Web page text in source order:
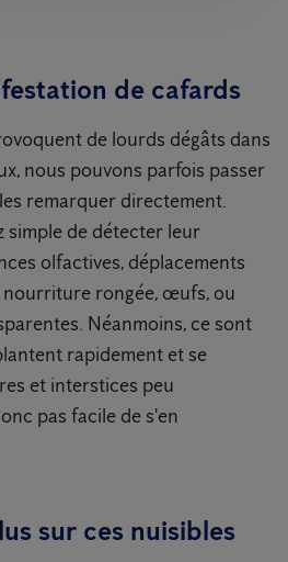
de cafards
de lourds dégâts dans
nous pouvons parfois passer
remarquer directement.
simple de détecter leur
olfactives, déplacements
rongée, œufs, ou
Néanmoins, ce sont
rapidement et se
et interstices peu
pas facile de s'en
sur ces nuisibles